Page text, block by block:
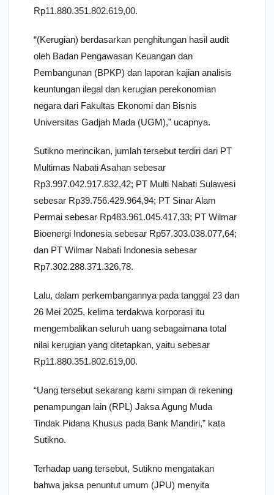
Rp11.880.351.802.619,00.
“(Kerugian) berdasarkan penghitungan hasil audit
oleh Badan Pengawasan Keuangan dan
Pembangunan (BPKP) dan laporan kajian analisis
keuntungan ilegal dan kerugian perekonomian
negara dari Fakultas Ekonomi dan Bisnis
Universitas Gadjah Mada (UGM),” ucapnya.
Sutikno merincikan, jumlah tersebut terdiri dari PT
Multimas Nabati Asahan sebesar
Rp3.997.042.917.832,42; PT Multi Nabati Sulawesi
sebesar Rp39.756.429.964,94; PT Sinar Alam
Permai sebesar Rp483.961.045.417,33; PT Wilmar
Bioenergi Indonesia sebesar Rp57.303.038.077,64;
dan PT Wilmar Nabati Indonesia sebesar
Rp7.302.288.371.326,78.
Lalu, dalam perkembangannya pada tanggal 23 dan
26 Mei 2025, kelima terdakwa korporasi itu
mengembalikan seluruh uang sebagaimana total
nilai kerugian yang ditetapkan, yaitu sebesar
Rp11.880.351.802.619,00.
“Uang tersebut sekarang kami simpan di rekening
penampungan lain (RPL) Jaksa Agung Muda
Tindak Pidana Khusus pada Bank Mandiri,” kata
Sutikno.
Terhadap uang tersebut, Sutikno mengatakan
bahwa jaksa penuntut umum (JPU) menyita